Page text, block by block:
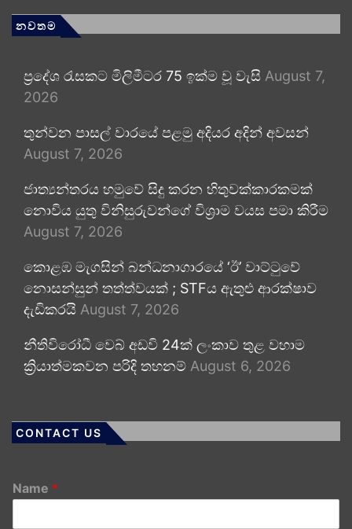
නවතම
ප්‍රදේශ රැසකට මිලිමීටර 75 ඉක්ම වූ වැසි August 7,
2026
තුන්වන පාසල් වාරයේ පළමු අදියර අදින් අවසන්
August 7, 2026
ජාත්‍යන්තරය හමුවේ සිදු කරන හිතුවක්කාරකමක්
නොවිය යුතු විනිසුරුවන්ගේ විශ්‍රාම වයස පමා කිරීම
August 7, 2026
කොළඹ මැගසින් බන්ධනාගාරයේ ‘ඊ’ වාට්ටුවේ
නොසන්සුන් තත්ත්වයක් ; STFය ඇතුළු ආරක්ෂාව
දැඩිකරයි August 7, 2026
නීතිවිරෝධී වෙබ් අඩවි 24ක් ලංකාව තුළ වහාම
ක්‍රියාත්මකවන පරිදි තහනම් August 6, 2026
CONTACT US
Name *